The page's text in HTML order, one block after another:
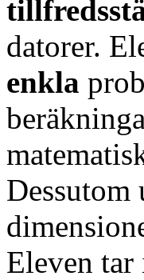
datorer.
enkla
Dessutom
Eleven tar